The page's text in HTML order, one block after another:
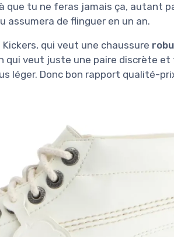
que tu ne feras jamais ça, autant
assumera de flinguer en un an.
qui veut une chaussure
qui veut juste une paire discrète et
léger. Donc bon rapport qualité-